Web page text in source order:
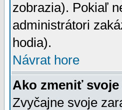
zobrazia). Pokiaľ
administrátori
hodia).
Návrat hore
Ako zmeniť svoje
Zvyčajne svoje